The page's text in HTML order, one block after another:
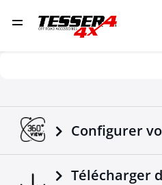
Configurer
Télécharger